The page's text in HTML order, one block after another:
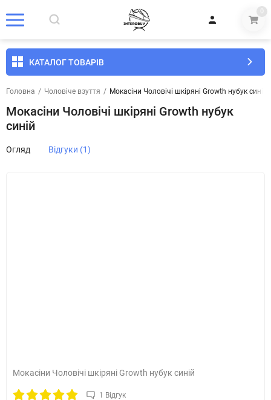
0
КАТАЛОГ ТОВАРІВ
Головна / Чоловіче взуття / Мокасіни Чоловічі шкіряні Growth нубук синій
Мокасіни Чоловічі шкіряні Growth нубук
синій
Огляд Відгуки (1)
Мокасіни Чоловічі шкіряні Growth нубук синій
1 Відгук